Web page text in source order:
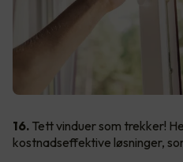
16. Tett vinduer som trekker!
kostnadseffektive løsninger,